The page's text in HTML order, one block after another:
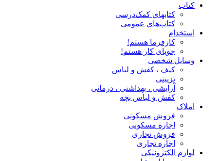
کتاب
کتابهای کمک‌درسی
کتاب‌های عمومی
استخدام
کارفرما هستم!
جویای کار هستم!
وسایل شخصی
کیف ، کفش و لباس
تزیینی
آرایشی ، بهداشتی ، درمانی
کفش و لباس بچه
املاک
فروش مسکونی
اجاره مسکونی
فروش تجاری
اجاره تجاری
لوازم الکترونیکی